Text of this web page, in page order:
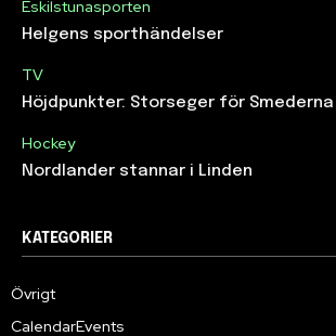
Eskilstunasporten
Helgens sporthändelser
TV
Höjdpunkter: Storseger för
Hockey
Nordlander stannar i Linden
KATEGORIER
Övrigt
CalendarEvents